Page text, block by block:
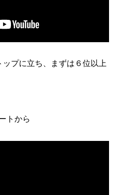
プに立ち、まずは６位以上
トから